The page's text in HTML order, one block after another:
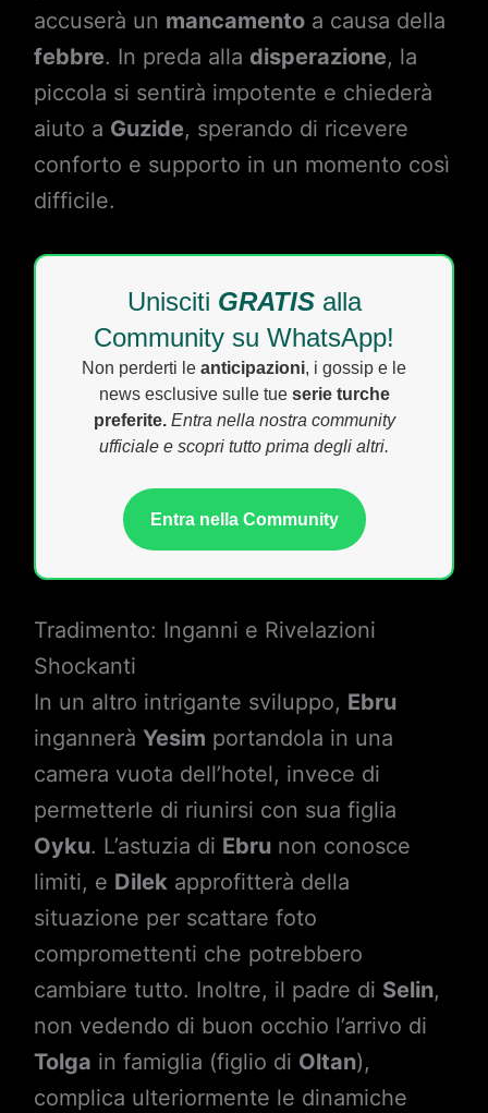
accuserà un mancamentoa causa della
febbre. In preda alla disperazione, la
piccola si sentirà impotente e chiederà
aiuto a Guzide, sperando di ricevere
conforto e supporto in un momento così
difficile.
Unisciti GRATISalla
Community su WhatsApp!
Non perderti le anticipazioni, i gossip e le
news esclusive sulle tue serie turche
preferite. Entra nella nostra community
ufficiale e scopri tutto prima degli altri.
Entra nella Community
Tradimento: Inganni e Rivelazioni
Shockanti
In un altro intrigante sviluppo, Ebru
ingannerà Yesim portandola in una
camera vuota dell’hotel, invece di
permetterle di riunirsi con sua figlia
Oyku. L’astuzia di Ebrunon conosce
limiti, e Dilekapprofitterà della
situazione per scattare foto
compromettenti che potrebbero
cambiare tutto. Inoltre, il padre di Selin,
non vedendo di buon occhio l’arrivo di
Tolga in famiglia (figlio di Oltan),
complica ulteriormente le dinamiche